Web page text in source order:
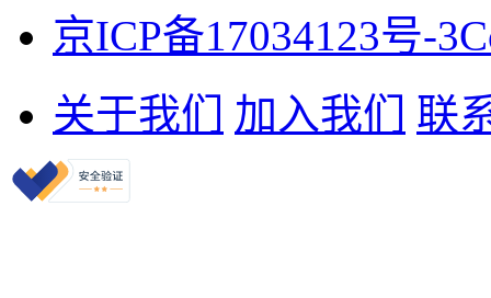
京ICP备17034123号-3
关于我们
加入我们 联